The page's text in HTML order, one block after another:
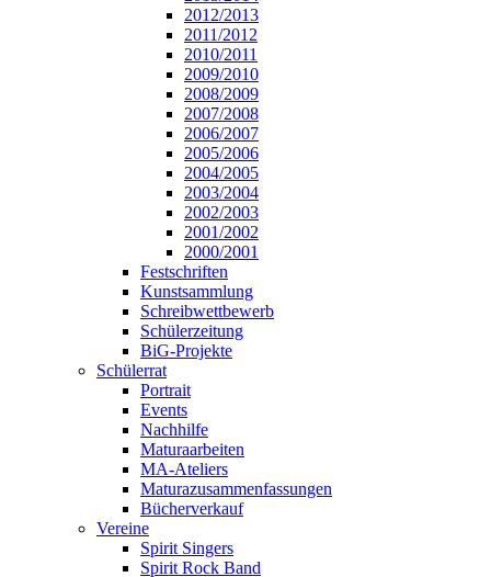
2012/2013
2011/2012
2010/2011
2009/2010
2008/2009
2007/2008
2006/2007
2005/2006
2004/2005
2003/2004
2002/2003
2001/2002
2000/2001
Festschriften
Kunstsammlung
Schreibwettbewerb
Schülerzeitung
BiG-Projekte
Schülerrat
Portrait
Events
Nachhilfe
Maturaarbeiten
MA-Ateliers
Maturazusammenfassungen
Bücherverkauf
Vereine
Spirit Singers
Spirit Rock Band